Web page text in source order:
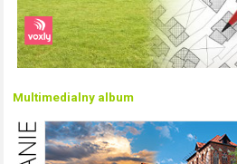
Multimedialny album